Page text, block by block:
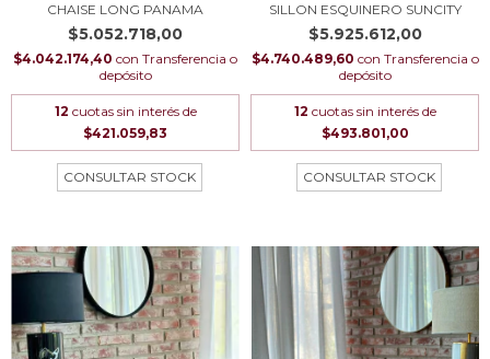
CHAISE LONG PANAMA
$5.052.718,00
$4.042.174,40 con Transferencia o
depósito
12 cuotas sin interés de
$421.059,83
SILLON ESQUINERO SUNCITY
$5.925.612,00
$4.740.489,60 con Transferencia o
depósito
12 cuotas sin interés de
$493.801,00